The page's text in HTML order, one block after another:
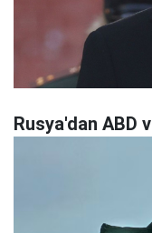
Rusya'dan ABD